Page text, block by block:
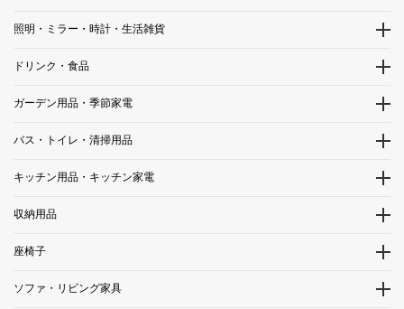
照明・ミラー・時計・生活雑貨
ドリンク・食品
ガーデン用品・季節家電
バス・トイレ・清掃用品
キッチン用品・キッチン家電
収納用品
座椅子
ソファ・リビング家具